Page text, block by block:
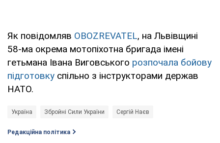
Як повідомляв OBOZREVATEL, на Львівщині
58-ма окрема мотопіхотна бригада імені
гетьмана Івана Виговського розпочала бойову
підготовку спільно з інструкторами держав
НАТО.
Україна Збройні Сили України Сергій Наєв
Редакційна політика